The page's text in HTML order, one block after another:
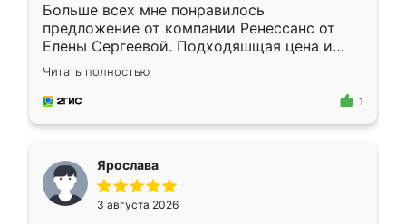
Больше всех мне понравилось
предложение от компании Ренессанс от
Елены Сергеевой. Подходяшщая цена и
короткие сроки изготовления. Приехавший
для замера сотрудник Владислав
предложил по моему эскизу самый
Читать полностью
1
Ярослава
3 августа 2026